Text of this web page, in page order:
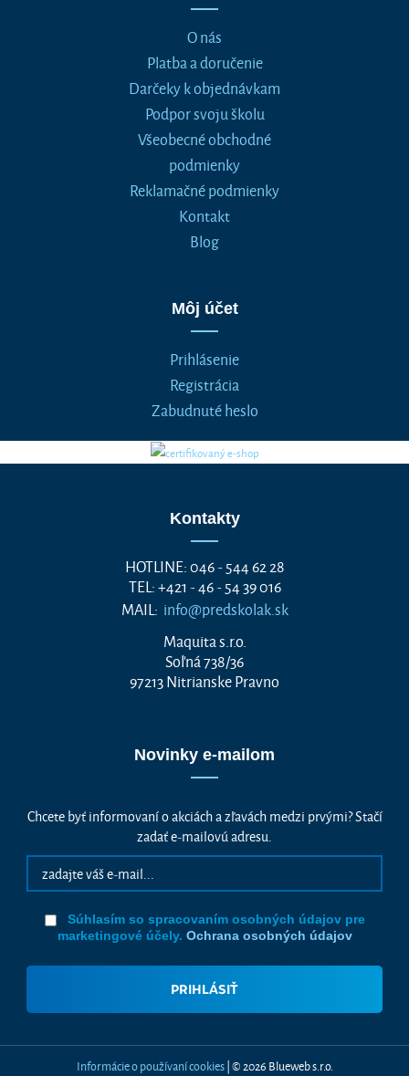
O nás
Platba a doručenie
Darčeky k objednávkam
Podpor svoju školu
Všeobecné obchodné
podmienky
Reklamačné podmienky
Kontakt
Blog
Môj účet
Prihlásenie
Registrácia
Zabudnuté heslo
Kontakty
HOTLINE: 046 - 544 62 28
TEL: +421 - 46 - 54 39 016
MAIL: info@predskolak.sk
Maquita s.r.o.
Soľná 738/36
97213 Nitrianske Pravno
Novinky e-mailom
Chcete byť informovaní o akciách a zľavách medzi prvými? Stačí
zadať e-mailovú adresu.
Súhlasím so spracovaním osobných údajov pre
marketingové účely. Ochrana osobných údajov
Informácie o používaní cookies| © 2026 Blueweb s.r.o.
Vážime si vaše súkromie
Táto stránka používa cookies, aby vám ponúkla skvelý zážitok z
prehliadania. Všetky dôležité informácie nájdete na stránke Cookies.
Nevyhnuté cookies sú automaticky zapnuté. Ak súhlasíte s prijatím
tlačidlom “Súhlasím a pokračovať", ak chcete svoje nastavenia upraviť